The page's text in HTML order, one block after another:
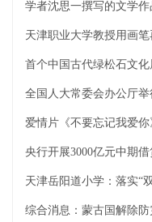
学者沈思一撰写的文学
天津职业大学教授用画
首个中国古代绿松石文
全国人大常委会办公厅
爱情片《不要忘记我爱
央行开展3000亿元中期
天津岳阳道小学：落实“
综合消息：蒙古国解除